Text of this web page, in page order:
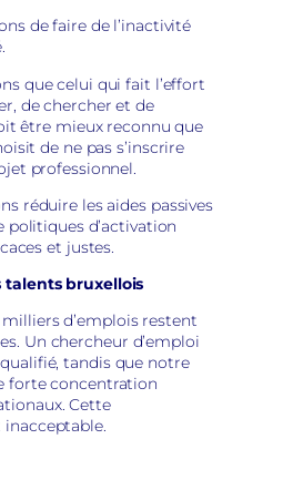
de faire de l’inactivité
que celui qui fait l’effort
de chercher et de
être mieux reconnu que
de ne pas s’inscrire
professionnel.
réduire les aides passives
politiques d’activation
et justes.
talents bruxellois
d’emplois restent
Un chercheur d’emploi
tandis que notre
forte concentration
Cette